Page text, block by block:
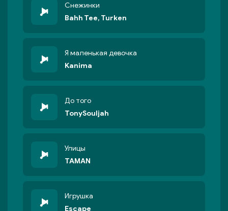
Снежинки
Bahh Tee, Turken
Я маленькая девочка
Kanima
До того
TonySouljah
Улицы
TAMAN
Игрушка
Escape